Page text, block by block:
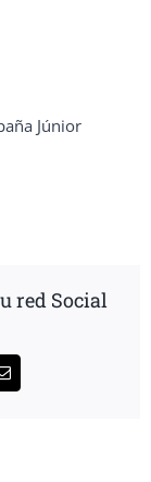
Júnior
red Social
Correo